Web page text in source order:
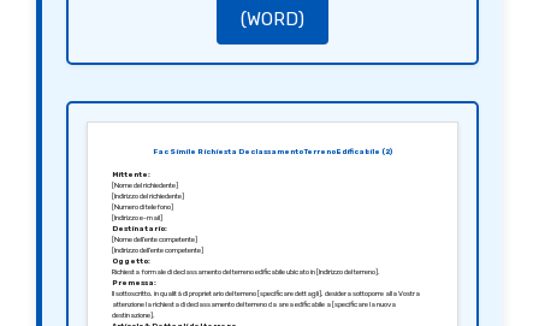
(WORD)
Fac Simile Richiesta Declassamento Terreno Edificabile (2)
Mittente:
[Nome del richiedente]
[Indirizzo del richiedente]
[Numero di telefono]
[Indirizzo e-mail]
Destinatario:
[Nome dell’ente competente]
[Indirizzo dell’ente competente]
Oggetto:
Richiesta formale di declassamento del terreno edificabile ubicato in [Indirizzo del terreno].
Premessa:
Il sottoscritto, in qualità di proprietario del terreno [specificare dettagli], desidera sottoporre alla Vostra
attenzione la richiesta di declassamento del terreno da area edificabile a [specificare la nuova
destinazione].